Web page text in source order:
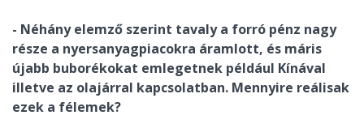
- Néhány elemző szerint tavaly a forró pénz nagy
része a nyersanyagpiacokra áramlott, és máris
újabb buborékokat emlegetnek például Kínával
illetve az olajárral kapcsolatban. Mennyire reálisak
ezek a félemek?